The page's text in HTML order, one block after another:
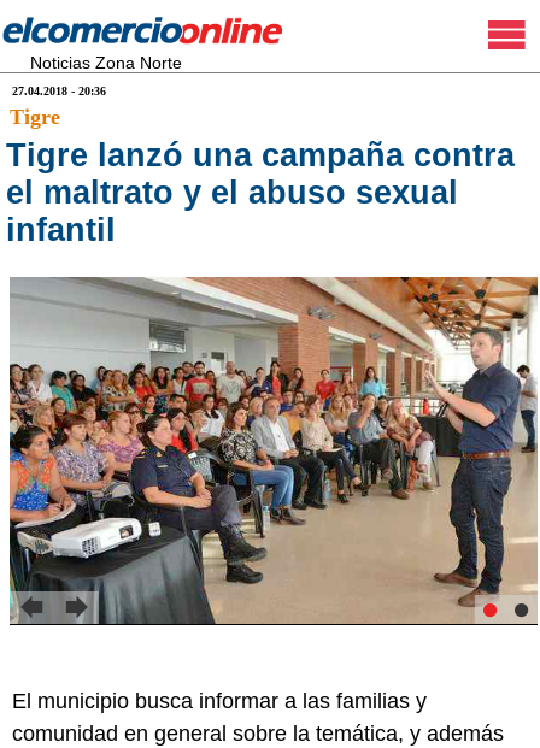
Noticias Zona Norte
27.04.2018 - 20:36
Tigre
Tigre lanzó una campaña contra
el maltrato y el abuso sexual
infantil
El municipio busca informar a las familias y
comunidad en general sobre la temática, y además